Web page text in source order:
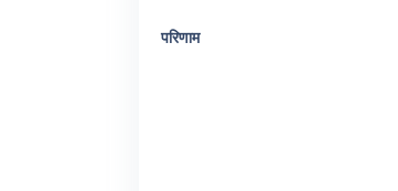
परिणाम